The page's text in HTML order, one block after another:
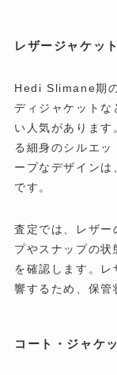
レザージャケッ
Hedi Slimane期
ディジャケットな
い人気がありま
る細身のシルエ
ープなデザインは
です。
査定では、レザー
プやスナップの状
を確認します。
響するため、保管
コート・ジャケ